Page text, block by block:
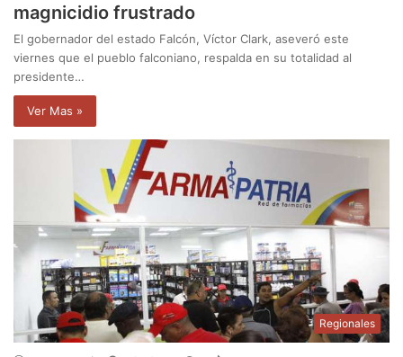
magnicidio frustrado
El gobernador del estado Falcón, Víctor Clark, aseveró este
viernes que el pueblo falconiano, respalda en su totalidad al
presidente…
Ver Mas »
Regionales